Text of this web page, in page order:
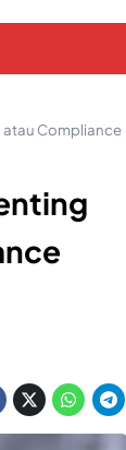
atau Compliance